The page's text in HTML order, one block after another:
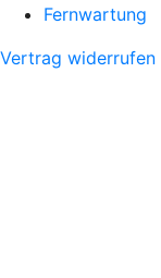
Fernwartung
Vertrag widerrufen